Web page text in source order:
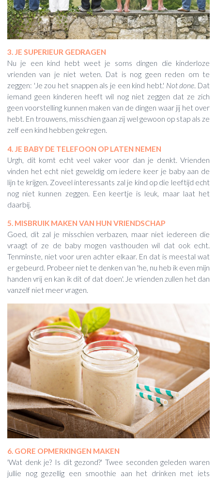
3. JE SUPERIEUR GEDRAGEN
Nu je een kind hebt weet je soms dingen die kinderloze
vrienden van je niet weten. Dat is nog geen reden om te
zeggen: 'Je zou het snappen als je een kind hebt.' Not done. Dat
iemand geen kinderen heeft wil nog niet zeggen dat ze zich
geen voorstelling kunnen maken van de dingen waar jij het over
hebt. En trouwens, misschien gaan zij wel gewoon op stap als ze
zelf een kind hebben gekregen.
4. JE BABY DE TELEFOON OP LATEN NEMEN
Urgh, dit komt echt veel vaker voor dan je denkt. Vrienden
vinden het echt niet geweldig om iedere keer je baby aan de
lijn te krijgen. Zoveel interessants zal je kind op die leeftijd echt
nog niet kunnen zeggen. Een keertje is leuk, maar laat het
daarbij.
5. MISBRUIK MAKEN VAN HUN VRIENDSCHAP
Goed, dit zal je misschien verbazen, maar niet iedereen die
vraagt of ze de baby mogen vasthouden wil dat ook echt.
Tenminste, niet voor uren achter elkaar. En dat is meestal wat
er gebeurd. Probeer niet te denken van 'he, nu heb ik even mijn
handen vrij en kan ik dit of dat doen'. Je vrienden zullen het dan
vanzelf niet meer vragen.
6. GORE OPMERKINGEN MAKEN
'Wat denk je? Is dit gezond?' Twee seconden geleden waren
jullie nog gezellig een smoothie aan het drinken met iets